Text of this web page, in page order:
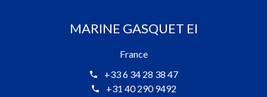
MARINE GASQUET EI
France
+33 6 34 28 38 47
+31 40 290 9492